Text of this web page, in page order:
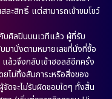
ละสิทธิ์ แต่สามารถเข้าชมโชว์
ศิลปินบนเวทีแล้ว ผู้ที่รับ
านั่งตามหมายเลขที่นั่งที่ซื้อ
ล้วจึงกลับเข้าฮอลล์อีกครั้ง
ยไม่ทิ้งสัมภาระหรือสิ่งของ
ดจะไม่รับผิดชอบใดๆ ทั้งสิ้น